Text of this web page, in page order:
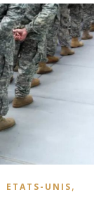
ETATS-UNIS,